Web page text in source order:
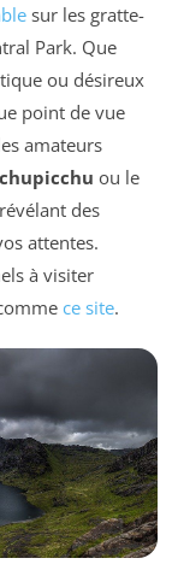
sur les gratte-
Park. Que
ou désireux
point de vue
amateurs
ou le
des
attentes.
à visiter
ce site.